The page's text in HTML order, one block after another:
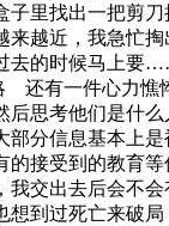
里找出一把剪
越近，我急忙
去的时候马上要
还有一件心力憔
思考他们是什
分信息基本上
接受到的教育
交出去后会不
到过死亡来破